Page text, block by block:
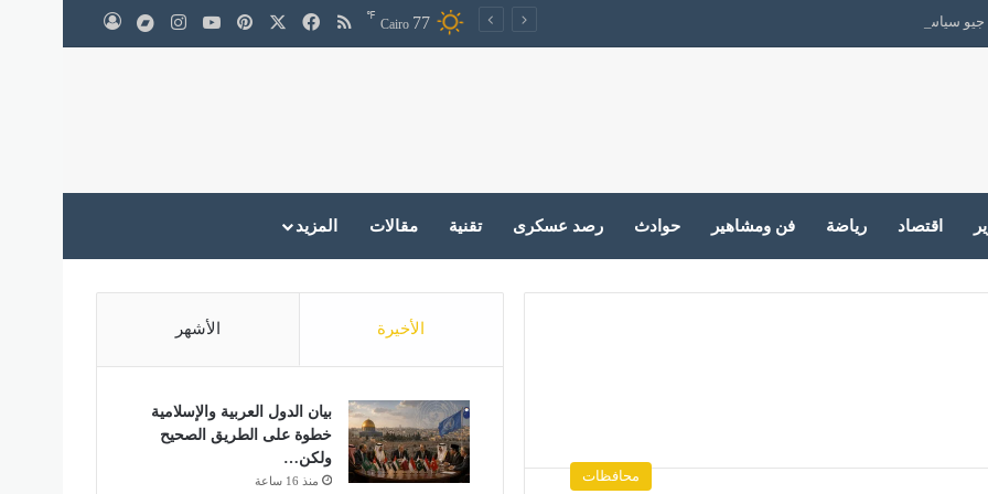
سياسي يقفل الباب على الحرب Cairo 77
℉ ملخص الموقع RSS
فيسبوك بينتيريست‫YouTubeانستقرامmedium
اقتصاد رياضة فن ومشاهير حوادث رصد عسكرى تقنية مقالات المزيد
محافظات
الأخيرة الأشهر
بيان الدول العربية والإسلامية
خطوة على الطريق الصحيح
ولكن…
منذ 16 ساعة